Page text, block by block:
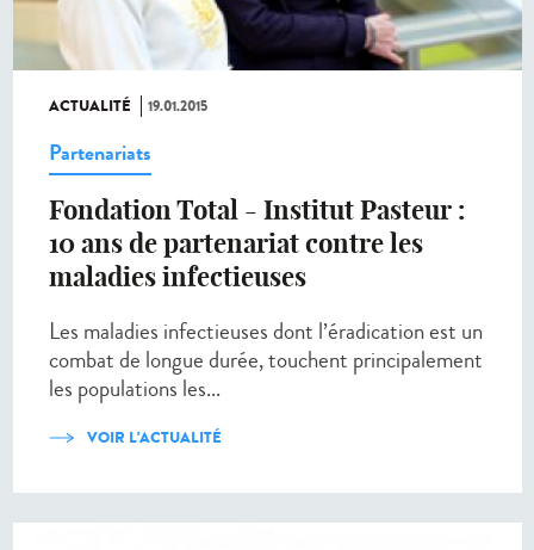
ACTUALITÉ 19.01.2015
Partenariats
Fondation Total - Institut Pasteur :
10 ans de partenariat contre les
maladies infectieuses
Les maladies infectieuses dont l’éradication est un
combat de longue durée, touchent principalement
les populations les...
VOIR L'ACTUALITÉ